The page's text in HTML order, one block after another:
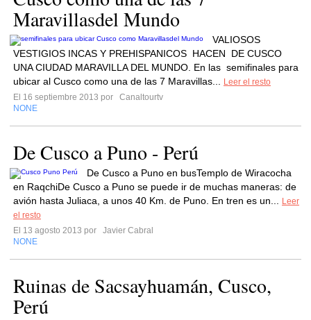
Maravillasdel Mundo
VALIOSOS
VESTIGIOS INCAS Y PREHISPANICOS HACEN DE CUSCO
UNA CIUDAD MARAVILLA DEL MUNDO. En las semifinales para
ubicar al Cusco como una de las 7 Maravillas...
Leer el resto
El 16 septiembre 2013 por
Canaltourtv
NONE
De Cusco a Puno - Perú
De Cusco a Puno en busTemplo de Wiracocha
en RaqchiDe Cusco a Puno se puede ir de muchas maneras: de
avión hasta Juliaca, a unos 40 Km. de Puno. En tren es un...
Leer
el resto
El 13 agosto 2013 por
Javier Cabral
NONE
Ruinas de Sacsayhuamán, Cusco,
Perú